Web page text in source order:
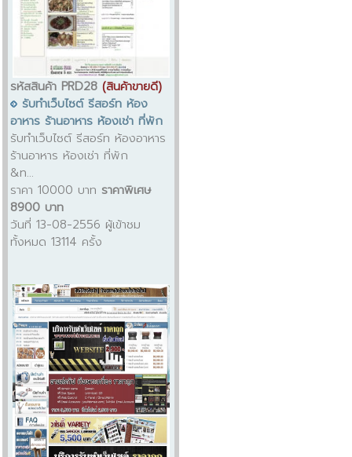
รหัสสินค้า PRD28 (สินค้าขายดี)
รับทำเว็บไซต์ รีสอร์ท ห้อง
อาหาร ร้านอาหาร ห้องเช่า ที่พัก
รับทำเว็บไซต์ รีสอร์ท ห้องอาหาร
ร้านอาหาร ห้องเช่า ที่พัก
&n...
ราคา 10000 บาท ราคาพิเศษ
8900 บาท
วันที่ 13-08-2556 ผู้เข้าชม
ทั้งหมด 13114 ครั้ง